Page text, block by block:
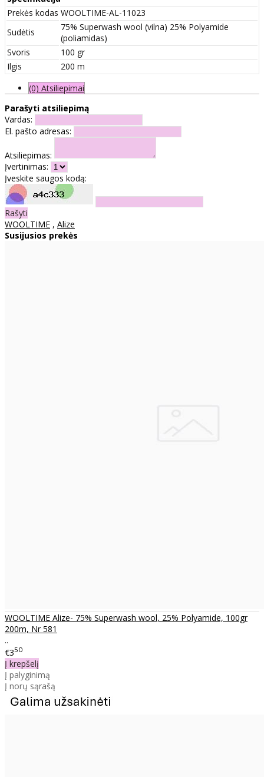
Prekės kodas WOOLTIME-AL-11023
Sudėtis
75% Superwash wool (vilna) 25% Polyamide
(poliamidas)
Svoris
100 gr
Ilgis
200 m
(0) Atsiliepimai
Parašyti atsiliepimą
Vardas:
El. pašto adresas:
Atsiliepimas:
Įvertinimas:
Įveskite saugos kodą:
Rašyti
WOOLTIME , Alize
Susijusios prekės
WOOLTIME Alize- 75% Superwash wool, 25% Polyamide, 100gr
200m, Nr 581
..
€350
Į krepšelį
Į palyginimą
Į norų sąrašą